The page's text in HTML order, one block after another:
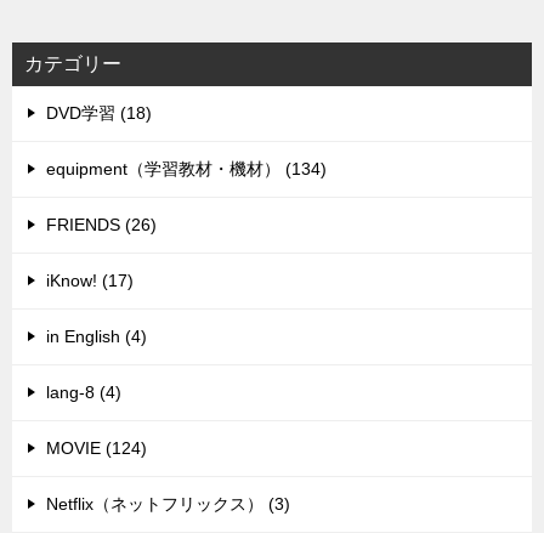
カテゴリー
DVD学習 (18)
equipment（学習教材・機材） (134)
FRIENDS (26)
iKnow! (17)
in English (4)
lang-8 (4)
MOVIE (124)
Netflix（ネットフリックス） (3)